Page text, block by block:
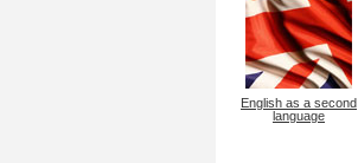
English as a second
language